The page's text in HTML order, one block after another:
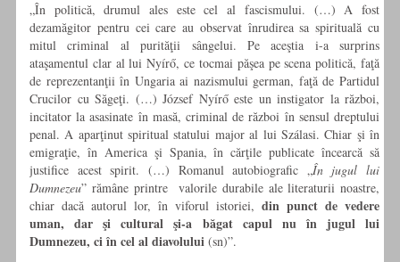
„În politică, drumul ales este cel al fascismului. (…) A fost
dezamăgitor pentru cei care au observat înrudirea sa spirituală cu
mitul criminal al purităţii sângelui. Pe aceştia i-a surprins
ataşamentul clar al lui Nyírő, ce tocmai păşea pe scena politică, faţă
de reprezentanţii în Ungaria ai nazismului german, faţă de Partidul
Crucilor cu Săgeţi. (…) József Nyírő este un instigator la război,
incitator la asasinate în masă, criminal de război în sensul dreptului
penal. A aparţinut spiritual statului major al lui Szálasi. Chiar şi în
emigraţie, în America şi Spania, în cărţile publicate încearcă să
justifice acest spirit. (…) Romanul autobiografic „În jugul lui
Dumnezeu” rămâne printre valorile durabile ale literaturii noastre,
chiar dacă autorul lor, în viforul istoriei, din punct de vedere
uman, dar şi cultural şi-a băgat capul nu în jugul lui
Dumnezeu, ci în cel al diavolului (sn)”.